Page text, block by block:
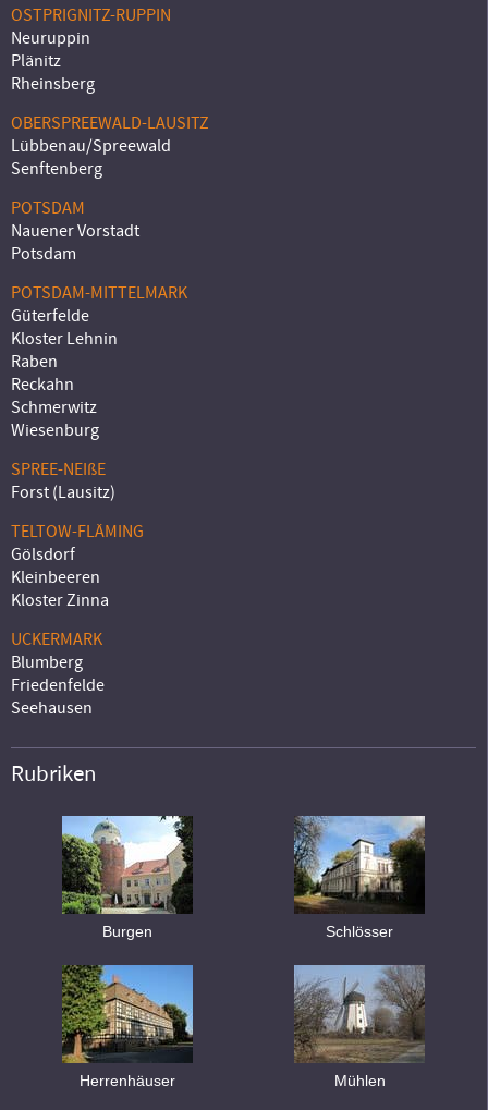
OSTPRIGNITZ-RUPPIN
Neuruppin
Plänitz
Rheinsberg
OBERSPREEWALD-LAUSITZ
Lübbenau/Spreewald
Senftenberg
POTSDAM
Nauener Vorstadt
Potsdam
POTSDAM-MITTELMARK
Güterfelde
Kloster Lehnin
Raben
Reckahn
Schmerwitz
Wiesenburg
SPREE-NEIßE
Forst (Lausitz)
TELTOW-FLÄMING
Gölsdorf
Kleinbeeren
Kloster Zinna
UCKERMARK
Blumberg
Friedenfelde
Seehausen
Rubriken
Burgen Schlösser
Herrenhäuser Mühlen